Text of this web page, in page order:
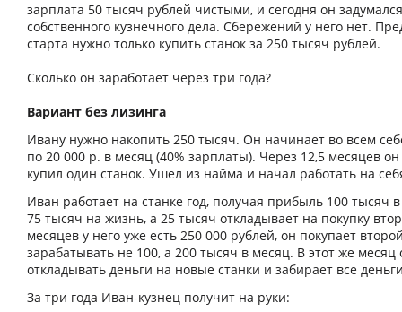
зарплата 50 тысяч рублей чистыми, и сегодня он
собственного кузнечного дела. Сбережений у него нет.
старта нужно только купить станок за 250 тысяч рублей.
Сколько он заработает через три года?
Вариант без лизинга
Ивану нужно накопить 250 тысяч. Он начинает во всем
по 20 000 р. в месяц (40% зарплаты). Через 12,5 месяцев
купил один станок. Ушел из найма и начал работать на
Иван работает на станке год, получая прибыль 100 тысяч
75 тысяч на жизнь, а 25 тысяч откладывает на покупку
месяцев у него уже есть 250 000 рублей, он покупает
зарабатывать не 100, а 200 тысяч в месяц. В этот же месяц
откладывать деньги на новые станки и забирает все
За три года Иван-кузнец получит на руки: